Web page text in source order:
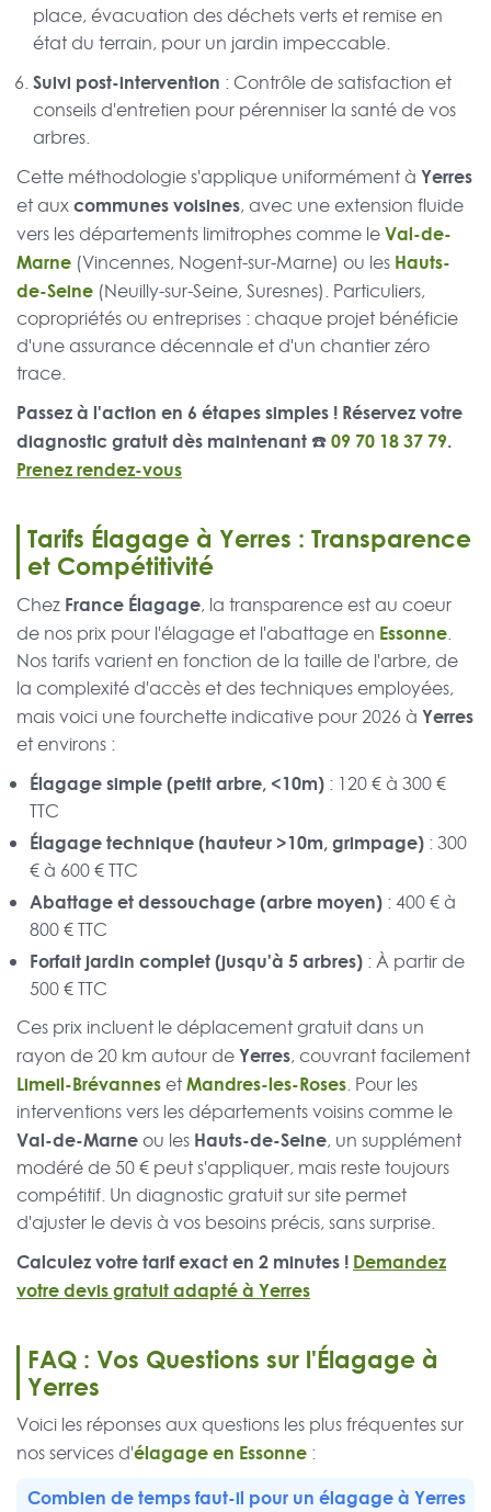
place, évacuation des déchets verts et remise en
état du terrain, pour un jardin impeccable.
Suivi post-intervention : Contrôle de satisfaction et
conseils d'entretien pour pérenniser la santé de vos
arbres.
Cette méthodologie s'applique uniformément à Yerres
et auxcommunes voisines, avec une extension fluide
vers les départements limitrophes comme leVal-de-
Marne (Vincennes, Nogent-sur-Marne) ou les Hauts-
de-Seine (Neuilly-sur-Seine, Suresnes). Particuliers,
copropriétés ou entreprises : chaque projet bénéficie
d'une assurance décennale et d'un chantier zéro
trace.
Passez à l'action en 6 étapes simples ! Réservez votre
diagnostic gratuit dès maintenant ☎️09 70 18 37 79.
Prenez rendez-vous
Tarifs Élagage à Yerres : Transparence
et Compétitivité
Chez France Élagage, la transparence est au coeur
de nos prix pour l'élagage et l'abattage en Essonne.
Nos tarifs varient en fonction de la taille de l'arbre, de
la complexité d'accès et des techniques employées,
mais voici une fourchette indicative pour 2026 à Yerres
et environs :
Élagage simple (petit arbre, <10m) : 120 € à 300 €
TTC
Élagage technique (hauteur >10m, grimpage) : 300
€ à 600 € TTC
Abattage et dessouchage (arbre moyen) : 400 € à
800 € TTC
Forfait jardin complet (jusqu'à 5 arbres) : À partir de
500 € TTC
Ces prix incluent le déplacement gratuit dans un
rayon de 20 km autour deYerres, couvrant facilement
Limeil-Brévannes etMandres-les-Roses. Pour les
interventions vers les départements voisins comme le
Val-de-Marneou les Hauts-de-Seine, un supplément
modéré de 50 € peut s'appliquer, mais reste toujours
compétitif. Un diagnostic gratuit sur site permet
d'ajuster le devis à vos besoins précis, sans surprise.
Calculez votre tarif exact en 2 minutes ! Demandez
votre devis gratuit adapté à Yerres
FAQ : Vos Questions sur l'Élagage à
Yerres
Voici les réponses aux questions les plus fréquentes sur
nos services d'élagage en Essonne :
Combien de temps faut-il pour un élagage à Yerres